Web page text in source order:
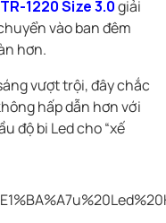
1220 Size 3.0giải
vào ban đêm
hơn.
vượt trội, đây chắc
hấp dẫn hơn với
độ bi Led cho “xế